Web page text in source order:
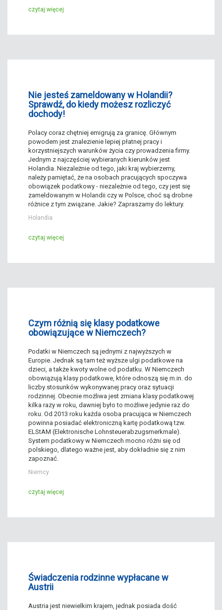
czytaj więcej
Nie jesteś zameldowany w Holandii?
Sprawdź, do kiedy możesz rozliczyć
dochody!
Polacy coraz chętniej emigrują za granicę. Głównym
powodem jest znalezienie lepiej płatnej pracy i
korzystniejszych warunków życia czy prowadzenia firmy.
Jednym z najczęściej wybieranych kierunków jest
Holandia. Niezależnie od tego, jaki kraj wybierzemy,
należy pamiętać, że na osobach pracujących spoczywa
obowiązek podatkowy - niezależnie od tego, czy jest się
zameldowanym w Holandii czy w Polsce, choć są drobne
różnice z tym związane. Jakie? Zapraszamy do lektury.
Holandia
czytaj więcej
Czym różnią się klasy podatkowe
obowiązujące w Niemczech?
Podatki w Niemczech są jednymi z najwyższych w
Europie. Jednak są tam też wyższe ulgi podatkowe na
dzieci, a także kwoty wolne od podatku. W Niemczech
obowiązują klasy podatkowe, które odnoszą się m.in. do
liczby stosunków wykonywanej pracy oraz sytuacji
rodzinnej. Obecnie możliwa jest zmiana klasy podatkowej
kilka razy w roku, dawniej było to możliwe jedynie raz do
roku. Od 2013 roku każda osoba pracująca w Niemczech
powinna posiadać elektroniczną kartę podatkową tzw.
ELStAM (Elektronische Lohnsteuerabzugsmerkmale).
System podatkowy w Niemczech mocno różni się od
polskiego, dlatego ważne jest, aby dokładnie się z nim
zapoznać.
Niemcy
czytaj więcej
Świadczenia rodzinne wypłacane w
Austrii
Austria jest niewielkim krajem, jednak posiada dość